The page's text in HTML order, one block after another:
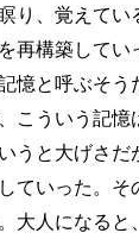
り、覚えてい
再構築してい
憶と呼ぶそう
こういう記憶
うと大げさだ
ていった。そ
大人になると